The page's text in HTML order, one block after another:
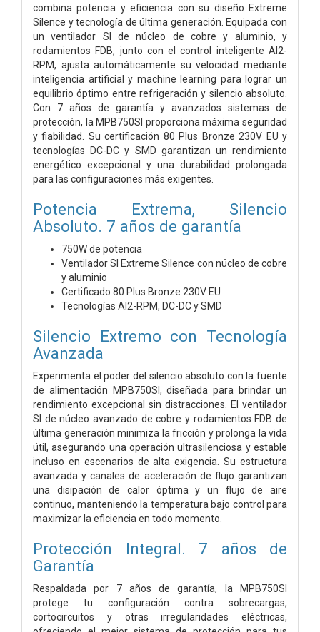
combina potencia y eficiencia con su diseño Extreme
Silence y tecnología de última generación. Equipada con
un ventilador SI de núcleo de cobre y aluminio, y
rodamientos FDB, junto con el control inteligente AI2-
RPM, ajusta automáticamente su velocidad mediante
inteligencia artificial y machine learning para lograr un
equilibrio óptimo entre refrigeración y silencio absoluto.
Con 7 años de garantía y avanzados sistemas de
protección, la MPB750SI proporciona máxima seguridad
y fiabilidad. Su certificación 80 Plus Bronze 230V EU y
tecnologías DC-DC y SMD garantizan un rendimiento
energético excepcional y una durabilidad prolongada
para las configuraciones más exigentes.
Potencia Extrema, Silencio
Absoluto. 7 años de garantía
750W de potencia
Ventilador SI Extreme Silence con núcleo de cobre
y aluminio
Certificado 80 Plus Bronze 230V EU
Tecnologías AI2-RPM, DC-DC y SMD
Silencio Extremo con Tecnología
Avanzada
Experimenta el poder del silencio absoluto con la fuente
de alimentación MPB750SI, diseñada para brindar un
rendimiento excepcional sin distracciones. El ventilador
SI de núcleo avanzado de cobre y rodamientos FDB de
última generación minimiza la fricción y prolonga la vida
útil, asegurando una operación ultrasilenciosa y estable
incluso en escenarios de alta exigencia. Su estructura
avanzada y canales de aceleración de flujo garantizan
una disipación de calor óptima y un flujo de aire
continuo, manteniendo la temperatura bajo control para
maximizar la eficiencia en todo momento.
Protección Integral. 7 años de
Garantía
Respaldada por 7 años de garantía, la MPB750SI
protege tu configuración contra sobrecargas,
cortocircuitos y otras irregularidades eléctricas,